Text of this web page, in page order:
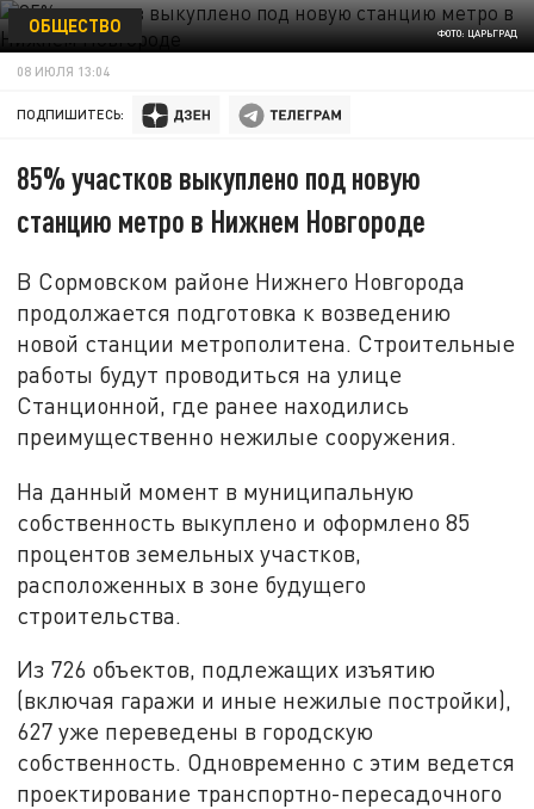
ФОТО: ЦАРЬГРАД
ОБЩЕСТВО
08 ИЮЛЯ 13:04
ПОДПИШИТЕСЬ:
85% участков выкуплено под новую
станцию метро в Нижнем Новгороде
В Сормовском районе Нижнего Новгорода
продолжается подготовка к возведению
новой станции метрополитена. Строительные
работы будут проводиться на улице
Станционной, где ранее находились
преимущественно нежилые сооружения.
На данный момент в муниципальную
собственность выкуплено и оформлено 85
процентов земельных участков,
расположенных в зоне будущего
строительства.
Из 726 объектов, подлежащих изъятию
(включая гаражи и иные нежилые постройки),
627 уже переведены в городскую
собственность. Одновременно с этим ведется
проектирование транспортно-пересадочного